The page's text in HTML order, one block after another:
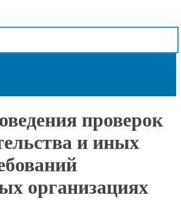
проверок
и иных
организациях